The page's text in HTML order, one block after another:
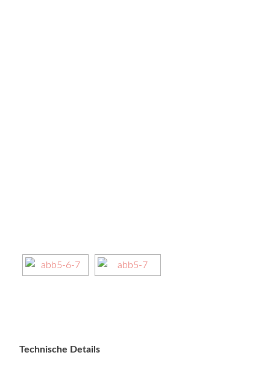
Technische Details